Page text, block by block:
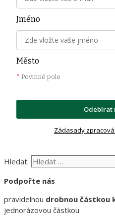
Jméno
Město
* Povinné pole
Odebírat
Zádasady
Hledat:
Podpořte nás
pravidelnou drobnou částkou
jednorázovou částkou